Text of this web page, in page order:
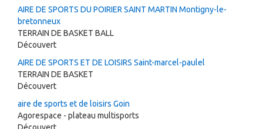
AIRE DE SPORTS DU POIRIER SAINT MARTIN Montigny-le-
bretonneux
TERRAIN DE BASKET BALL
Découvert
AIRE DE SPORTS ET DE LOISIRS Saint-marcel-paulel
TERRAIN DE BASKET
Découvert
aire de sports et de loisirs Goin
Agorespace - plateau multisports